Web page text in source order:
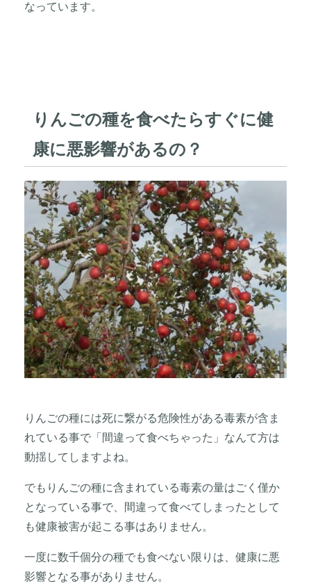
なっています。
りんごの種を食べたらすぐに健
康に悪影響があるの？
りんごの種には死に繋がる危険性がある毒素が含ま
れている事で「間違って食べちゃった」なんて方は
動揺してしますよね。
でもりんごの種に含まれている毒素の量はごく僅か
となっている事で、間違って食べてしまったとして
も健康被害が起こる事はありません。
一度に数千個分の種でも食べない限りは、健康に悪
影響となる事がありません。